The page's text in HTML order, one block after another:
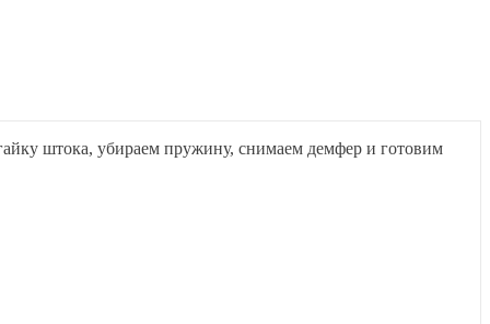
штока, убираем пружину, снимаем демфер и готовим